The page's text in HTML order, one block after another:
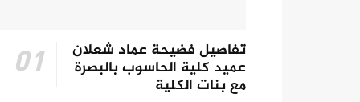
تفاصيل فضيحة عماد شعلان
عميد كلية الحاسوب بالبصرة
مع بنات الكلية